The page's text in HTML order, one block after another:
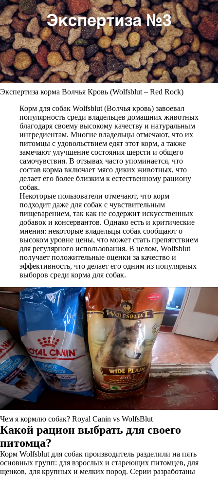
Экспертиза корма Волчья Кровь (Wolfsblut – Red Rock)
Корм для собак Wolfsblut (Волчья кровь) завоевал
популярность среди владельцев домашних животных
благодаря своему высокому качеству и натуральным
ингредиентам. Многие владельцы отмечают, что их
питомцы с удовольствием едят этот корм, а также
замечают улучшение состояния шерсти и общего
самочувствия. В отзывах часто упоминается, что
состав корма включает мясо диких животных, что
делает его более близким к естественному рациону
собак.
Некоторые пользователи отмечают, что корм
подходит даже для собак с чувствительным
пищеварением, так как не содержит искусственных
добавок и консервантов. Однако есть и критические
мнения: некоторые владельцы собак сообщают о
высоком уровне цены, что может стать препятствием
для регулярного использования. В целом, Wolfsblut
получает положительные оценки за качество и
эффективность, что делает его одним из популярных
выборов среди корма для собак.
Чем я кормлю собак? Royal Сanin vs WolfsBlut
Какой рацион выбрать для своего
питомца?
Корм Wolfsblut для собак производитель разделили на пять
основных групп: для взрослых и стареющих питомцев, для
щенков, для крупных и мелких пород. Серии разработаны